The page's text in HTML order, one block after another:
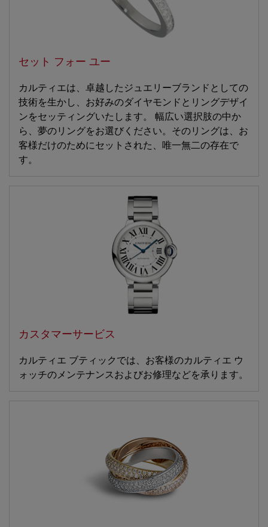
セット フォー ユー
カルティエは、卓越したジュエリーブランドとしての
技術を生かし、お好みのダイヤモンドとリングデザイ
ンをセッティングいたします。 幅広い選択肢の中か
ら、夢のリングをお選びください。そのリングは、お
客様だけのためにセットされた、唯一無二の存在で
す。
カスタマーサービス
カルティエ ブティックでは、お客様のカルティエ ウ
ォッチのメンテナンスおよびお修理などを承ります。